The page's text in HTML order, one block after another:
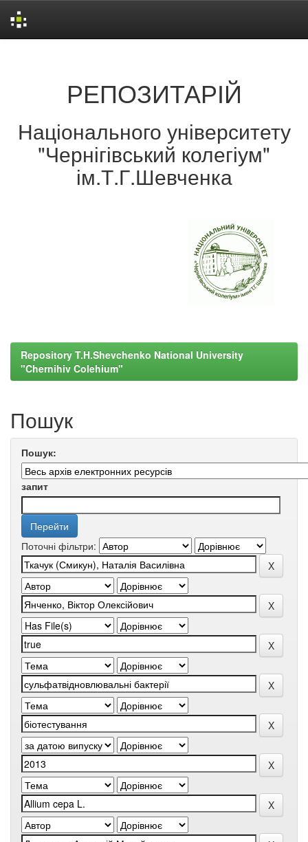
РЕПОЗИТАРІЙ
Національного університету
"Чернігівський колегіум"
ім.Т.Г.Шевченка
Repository T.H.Shevchenko National University
"Chernihiv Colehium"
Пошук
Пошук:
запит
Поточні фільтри: